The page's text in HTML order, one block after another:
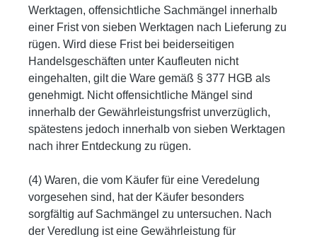
Werktagen, offensichtliche Sachmängel innerhalb
einer Frist von sieben Werktagen nach Lieferung zu
rügen. Wird diese Frist bei beiderseitigen
Handelsgeschäften unter Kaufleuten nicht
eingehalten, gilt die Ware gemäß § 377 HGB als
genehmigt. Nicht offensichtliche Mängel sind
innerhalb der Gewährleistungsfrist unverzüglich,
spätestens jedoch innerhalb von sieben Werktagen
nach ihrer Entdeckung zu rügen.
(4) Waren, die vom Käufer für eine Veredelung
vorgesehen sind, hat der Käufer besonders
sorgfältig auf Sachmängel zu untersuchen. Nach
der Veredlung ist eine Gewährleistung für